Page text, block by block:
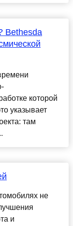
Bethesda
которой
указывает
там
не
и